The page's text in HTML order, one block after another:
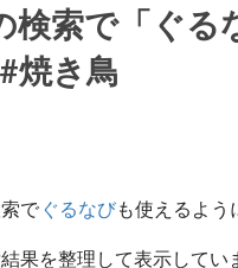
検索で「ぐる
焼き鳥
でぐるなびも使えるよう
果を整理して表示して